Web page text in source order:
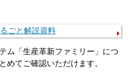
ム「生産革新ファミリー」につ
めてご確認いただけます。